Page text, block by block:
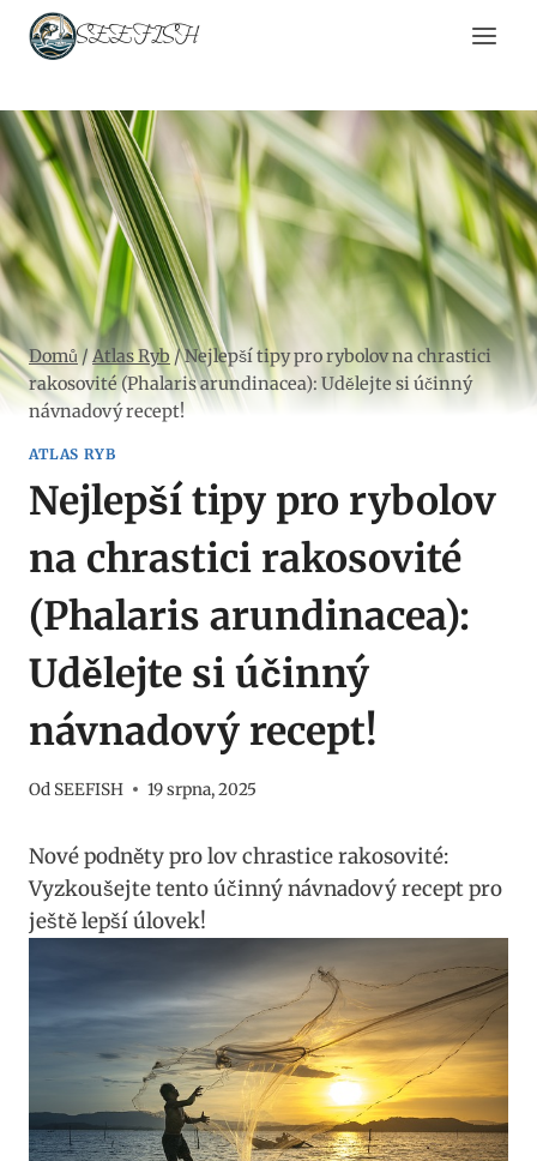
Přeskočit
SEEFISH
Domů /Atlas Ryb /Nejlepší tipy pro rybolov na chrastici
rakosovité (Phalaris arundinacea): Udělejte si účinný
návnadový recept!
ATLAS RYB
Nejlepší tipy pro rybolov
na chrastici rakosovité
(Phalaris arundinacea):
Udělejte si účinný
návnadový recept!
Od SEEFISH 19 srpna, 2025
Nové ‌podněty pro lov chrastice rakosovité:
Vyzkoušejte tento účinný návnadový recept pro
ještě lepší úlovek!